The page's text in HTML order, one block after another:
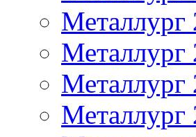
Металлург
Металлург
Металлург
Металлург